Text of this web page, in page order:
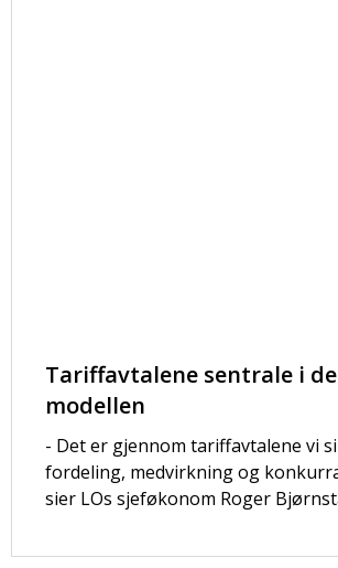
Tariffavtalene sentrale i
modellen
- Det er gjennom tariffavtalene vi
fordeling, medvirkning og
sier LOs sjeføkonom Roger